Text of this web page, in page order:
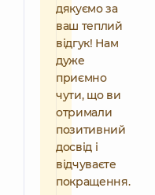
дякуємо за
ваш теплий
відгук! Нам
дуже
приємно
чути, що ви
отримали
позитивний
досвід і
відчуваєте
покращення.